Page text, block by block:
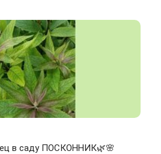
в саду ПОСКОННИК🌿🌸